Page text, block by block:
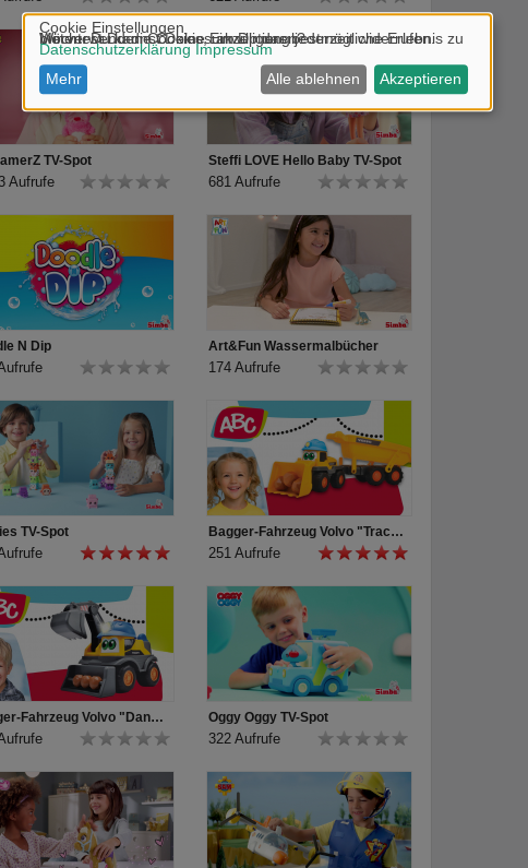
TV-Spot
Aufrufe
Steffi LOVE Hello Baby TV-Spot
681 Aufrufe
N Dip Art&Fun Wassermalbücher
174 Aufrufe
TV-Spot Bagger-Fahrzeug Volvo "Tracey Trailer" für Kleinkinder von ABC
251 Aufrufe
Bagger-Fahrzeug Volvo "Danny Digger" für Kleinkinder von ABC Oggy Oggy TV-Spot
322 Aufrufe